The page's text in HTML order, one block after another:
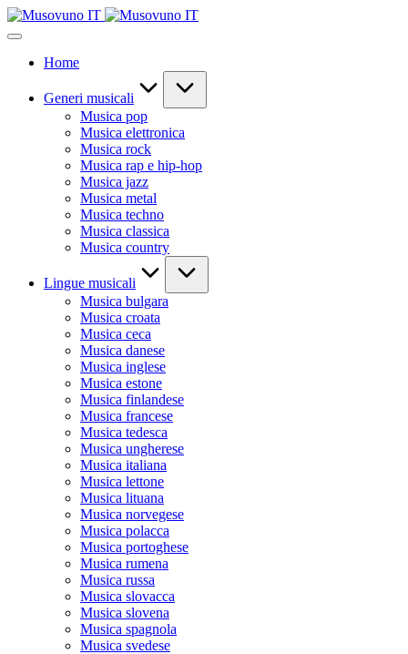
Skip
to
Home
Generi musicali
Musica pop
Musica elettronica
Musica rock
Musica rap e hip-hop
Musica jazz
Musica metal
Musica techno
Musica classica
Musica country
Lingue musicali
Musica bulgara
Musica croata
Musica ceca
Musica danese
Musica inglese
Musica estone
Musica finlandese
Musica francese
Musica tedesca
Musica ungherese
Musica italiana
Musica lettone
Musica lituana
Musica norvegese
Musica polacca
Musica portoghese
Musica rumena
Musica russa
Musica slovacca
Musica slovena
Musica spagnola
Musica svedese